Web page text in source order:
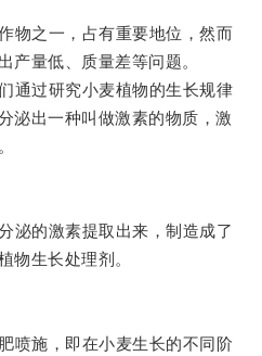
之一，占有重要地位，然而
产量低、质量差等问题。
过研究小麦植物的生长规律
泌出一种叫做激素的物质，激
的激素提取出来，制造成了
物生长处理剂。
施，即在小麦生长的不同阶